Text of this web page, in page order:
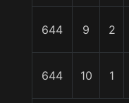
644 9 2
644 10 1